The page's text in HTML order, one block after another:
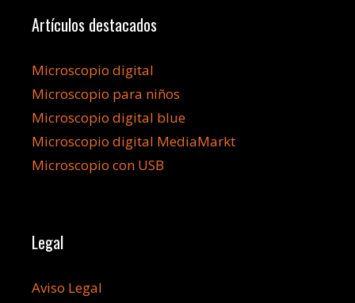
Artículos destacados
Microscopio digital
Microscopio para niños
Microscopio digital blue
Microscopio digital MediaMarkt
Microscopio con USB
Legal
Aviso Legal